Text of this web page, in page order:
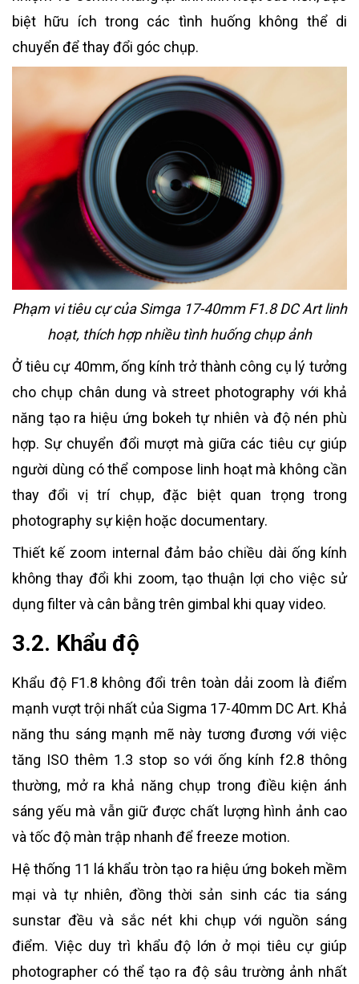
biệt hữu ích trong các tình huống không thể di
chuyển để thay đổi góc chụp.
Phạm vi tiêu cự của Simga 17-40mm F1.8 DC Art linh
hoạt, thích hợp nhiều tình huống chụp ảnh
Ở tiêu cự 40mm, ống kính trở thành công cụ lý tưởng
cho chụp chân dung và street photography với khả
năng tạo ra hiệu ứng bokeh tự nhiên và độ nén phù
hợp. Sự chuyển đổi mượt mà giữa các tiêu cự giúp
người dùng có thể compose linh hoạt mà không cần
thay đổi vị trí chụp, đặc biệt quan trọng trong
photography sự kiện hoặc documentary.
Thiết kế zoom internal đảm bảo chiều dài ống kính
không thay đổi khi zoom, tạo thuận lợi cho việc sử
dụng filter và cân bằng trên gimbal khi quay video.
3.2. Khẩu độ
Khẩu độ F1.8 không đổi trên toàn dải zoom là điểm
mạnh vượt trội nhất của Sigma 17-40mm DC Art. Khả
năng thu sáng mạnh mẽ này tương đương với việc
tăng ISO thêm 1.3 stop so với ống kính f2.8 thông
thường, mở ra khả năng chụp trong điều kiện ánh
sáng yếu mà vẫn giữ được chất lượng hình ảnh cao
và tốc độ màn trập nhanh để freeze motion.
Hệ thống 11 lá khẩu tròn tạo ra hiệu ứng bokeh mềm
mại và tự nhiên, đồng thời sản sinh các tia sáng
sunstar đều và sắc nét khi chụp với nguồn sáng
điểm. Việc duy trì khẩu độ lớn ở mọi tiêu cự giúp
photographer có thể tạo ra độ sâu trường ảnh nhất